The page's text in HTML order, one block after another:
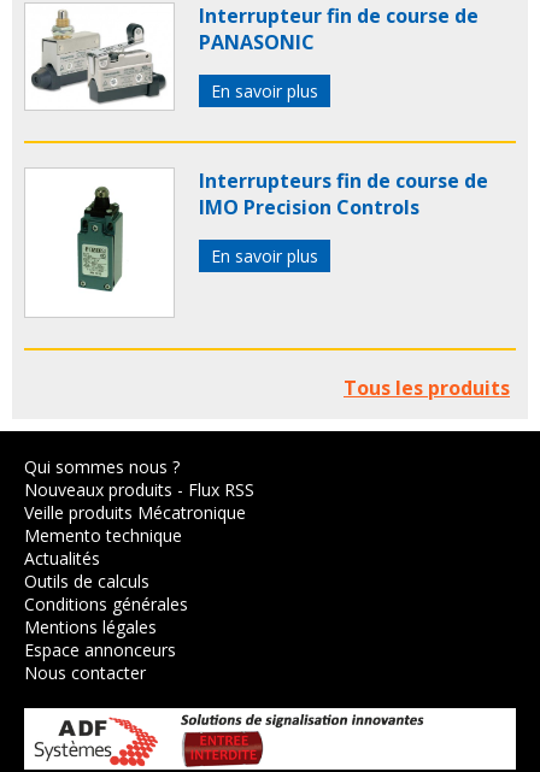
Interrupteur fin de course de
PANASONIC
En savoir plus
Interrupteurs fin de course de
IMO Precision Controls
En savoir plus
Tous les produits
Qui sommes nous ?
Nouveaux produits - Flux RSS
Veille produits Mécatronique
Memento technique
Actualités
Outils de calculs
Conditions générales
Mentions légales
Espace annonceurs
Nous contacter